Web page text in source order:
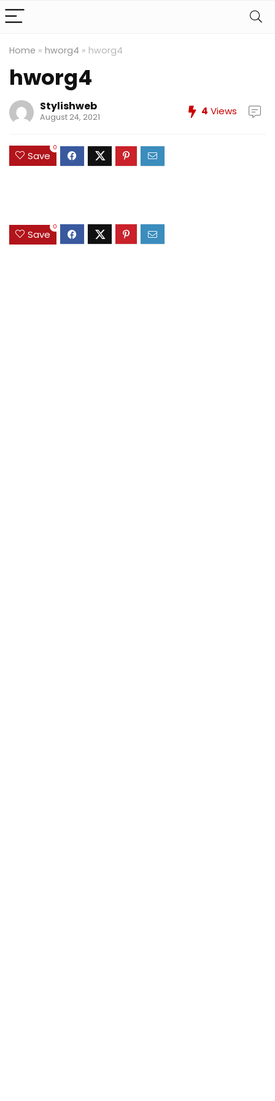
Home » hworg4 » hworg4
hworg4
Stylishweb
August 24, 2021 4 Views
Save
0
Save
0